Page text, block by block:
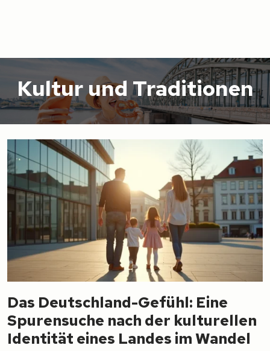
Kultur und Traditionen
Das Deutschland-Gefühl: Eine
Spurensuche nach der kulturellen
Identität eines Landes im Wandel